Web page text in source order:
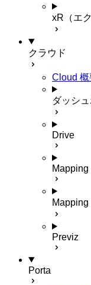
xR（エ
クラウド
Cloud 概
ダッシ
Drive
Mapping
Mapping
Previz
Porta